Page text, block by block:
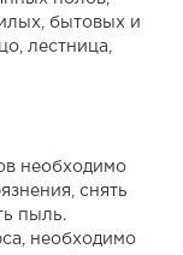
бытовых и
лестница,
необходимо
снять
пыль.
необходимо